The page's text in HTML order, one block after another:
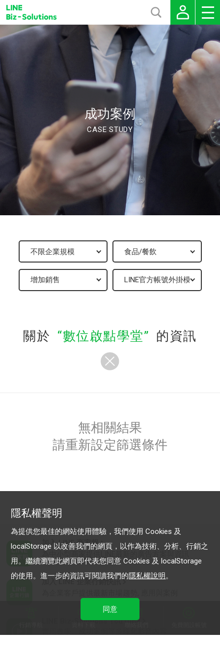
成功案例
CASE STUDY
關於 數位啟點學堂 的資訊
無相關結果
請重新設定篩選條件
加入 LINE 商家報
加入 LINE 企業行銷快訊
LINE Biz-Solutions YouTube
隱私權聲明
為提供您最佳的網站使用體驗，我們使用 Cookies 及
localStorage 以改善我們的網頁，以作為技術、分析、行銷之
用。繼續瀏覽此網頁即代表您同意 Cookies 及 localStorage
的使用。進一步的資訊可閱讀我們的隱私權說明。
同意